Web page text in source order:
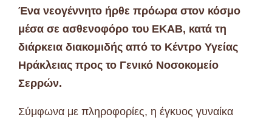
Ένα νεογέννητο ήρθε πρόωρα στον κόσμο
μέσα σε ασθενοφόρο του ΕΚΑΒ, κατά τη
διάρκεια διακομιδής από το Κέντρο Υγείας
Ηράκλειας προς το Γενικό Νοσοκομείο
Σερρών.
Σύμφωνα με πληροφορίες, η έγκυος γυναίκα